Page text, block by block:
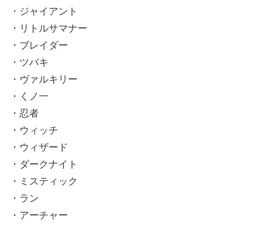
・ジャイアント
・リトルサマナー
・ブレイダー
・ツバキ
・ヴァルキリー
・くノ一
・忍者
・ウィッチ
・ウィザード
・ダークナイト
・ミスティック
・ラン
・アーチャー